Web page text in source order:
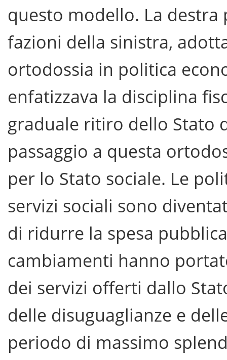
questo modello. La
fazioni della sinistra,
ortodossia in politica
enfatizzava la disciplina
graduale ritiro dello Stato
passaggio a questa
per lo Stato sociale. Le
servizi sociali sono
di ridurre la spesa
cambiamenti hanno
dei servizi offerti dallo
delle disuguaglianze e
periodo di massimo